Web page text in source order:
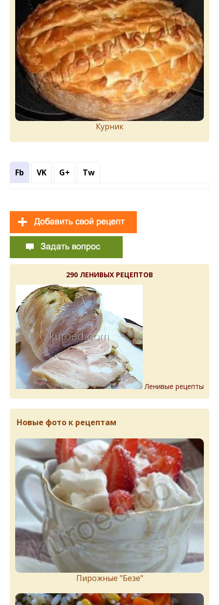
Курник
Fb VK G+ Tw
290 ЛЕНИВЫХ РЕЦЕПТОВ
Ленивые рецепты
Новые фото к рецептам
Пирожныe "Бeзe"